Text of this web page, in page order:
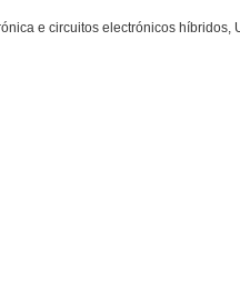
e circuitos electrónicos híbridos,